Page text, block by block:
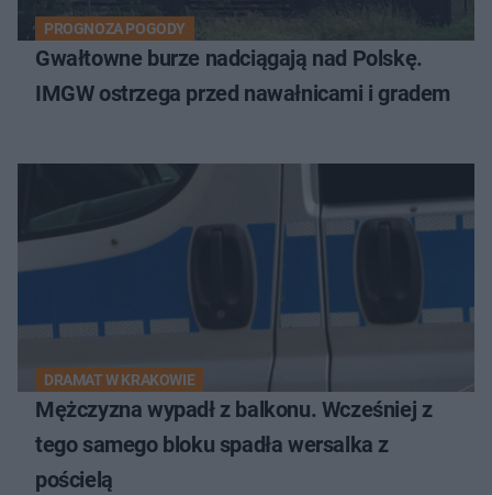
PROGNOZA POGODY
Gwałtowne burze nadciągają nad Polskę.
IMGW ostrzega przed nawałnicami i gradem
DRAMAT W KRAKOWIE
Mężczyzna wypadł z balkonu. Wcześniej z
tego samego bloku spadła wersalka z
pościelą